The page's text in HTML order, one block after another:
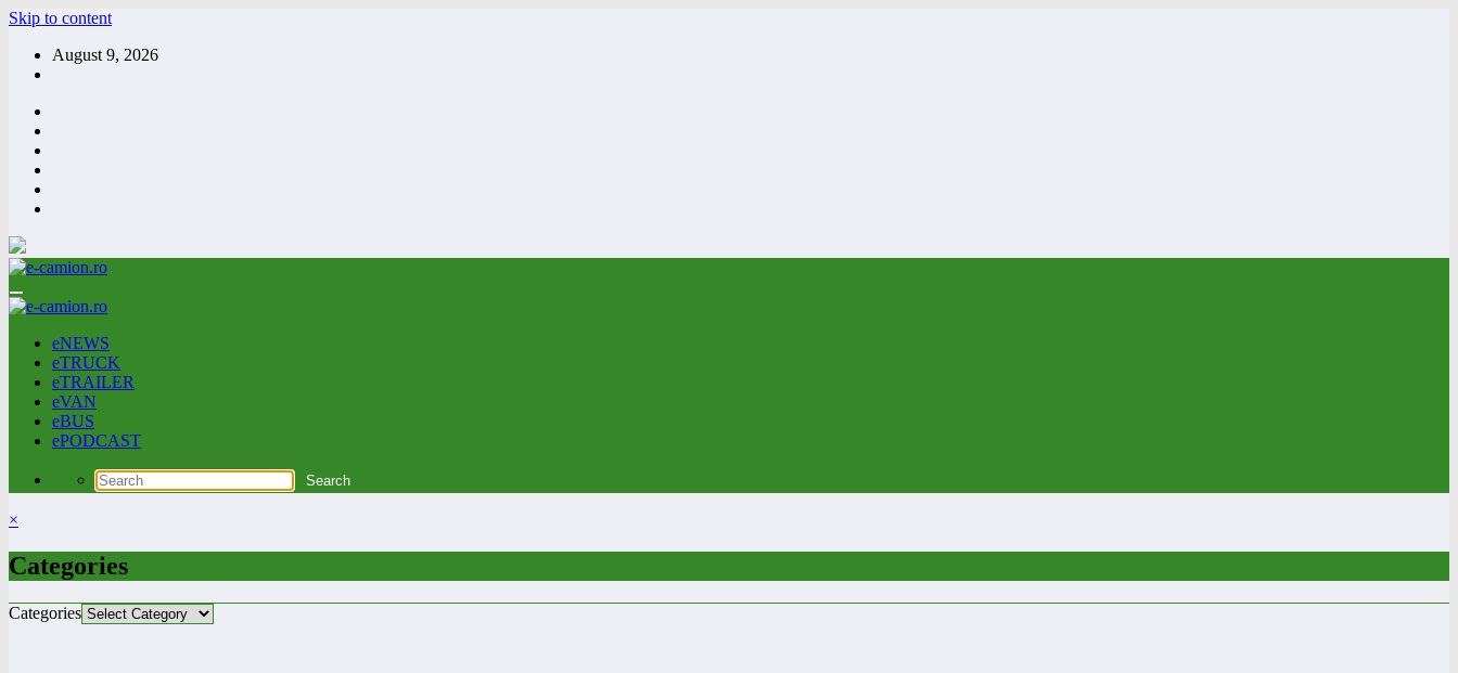
Skip to content
August 9, 2026
eNEWS
eTRUCK
eTRAILER
eVAN
eBUS
ePODCAST
×
Categories
Categories